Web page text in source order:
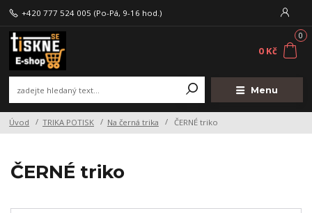
Menu
+420 777 524 005 (Po-Pá, 9-16 hod.)
0
0 Kč
Úvod TRIKA POTISK Na černá trika ČERNÉ triko
ČERNÉ triko